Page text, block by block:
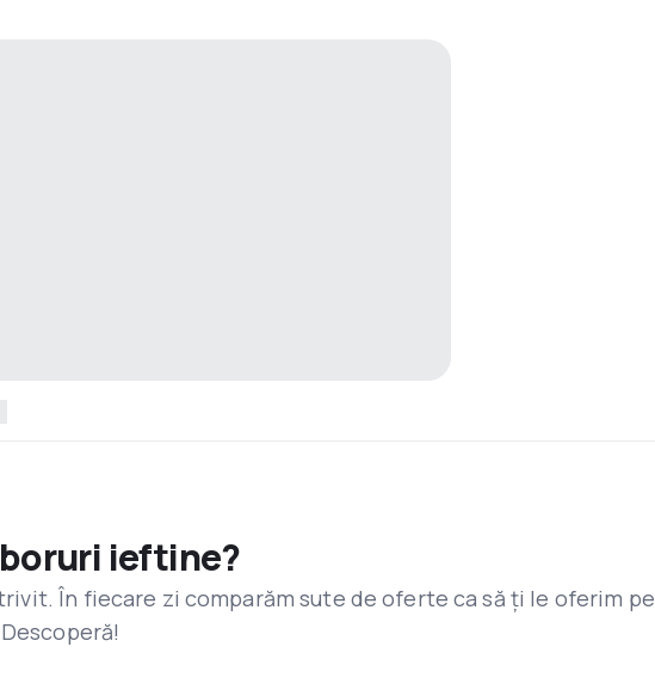
ieftine?
În fiecare zi comparăm sute de oferte ca să ți le oferim pe